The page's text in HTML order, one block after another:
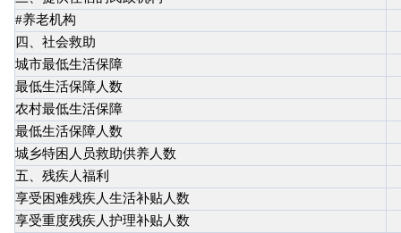
#养老机构
四、社会救助
城市最低生活保障
最低生活保障人数
农村最低生活保障
最低生活保障人数
城乡特困人员救助供养人数
五、残疾人福利
享受困难残疾人生活补贴人数
享受重度残疾人护理补贴人数